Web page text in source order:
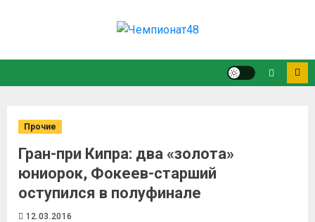
Прочие
Гран-при Кипра: два «золота»
юниорок, Фокеев-старший
оступился в полуфинале
12.03.2016